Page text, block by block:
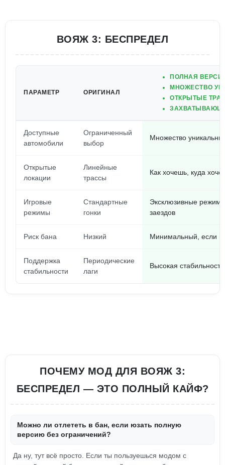
ВОЯЖ 3: БЕСПРЕДЕЛ
ПАРАМЕТР ОРИГИНАЛ
ПОЛНАЯ
МНОЖЕСТВО
ОТКРЫТЫЕ
Доступные
автомобили
Ограниченный
выбор
Множество
Открытые
локации
Линейные
трассы
Как хочешь, куда
Игровые
режимы
Стандартные
гонки
Эксклюзивные
заездов
Риск бана Низкий Минимальный, если
Поддержка
стабильности
Периодические
лаги
Высокая
ПОЧЕМУ МОД ДЛЯ ВОЯЖ 3:
БЕСПРЕДЕЛ — ЭТО ПОЛНЫЙ КАЙФ?
Можно ли отлететь в бан, если юзать полную
версию без ограничений?
Да ну, тут всё просто. Если ты пользуешься модом с